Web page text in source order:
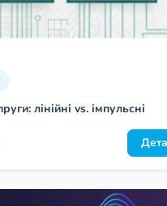
лінійні vs. імпульсні